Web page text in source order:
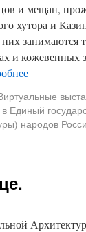
и мещан,
хутора и
занимаются
и кожевенных
Единый
народов